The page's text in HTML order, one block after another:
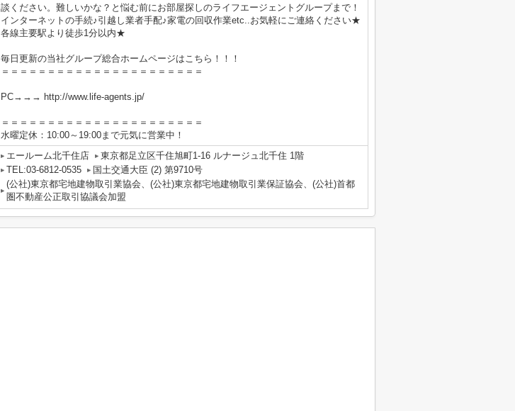
談ください。難しいかな？と悩む前にお部屋探しのライフエージェントグループまで！
インターネットの手続♪引越し業者手配♪家電の回収作業etc..お気軽にご連絡ください★
各線主要駅より徒歩1分以内★
毎日更新の当社グループ総合ホームページはこちら！！！
＝＝＝＝＝＝＝＝＝＝＝＝＝＝＝＝＝＝＝＝＝＝
PC→→→ http://www.life-agents.jp/
＝＝＝＝＝＝＝＝＝＝＝＝＝＝＝＝＝＝＝＝＝＝
水曜定休：10:00～19:00まで元気に営業中！
エールーム北千住店
東京都足立区千住旭町1-16 ルナージュ北千住 1階
TEL:03-6812-0535
国土交通大臣 (2) 第9710号
(公社)東京都宅地建物取引業協会、(公社)東京都宅地建物取引業保証協会、(公社)首都
圏不動産公正取引協議会加盟